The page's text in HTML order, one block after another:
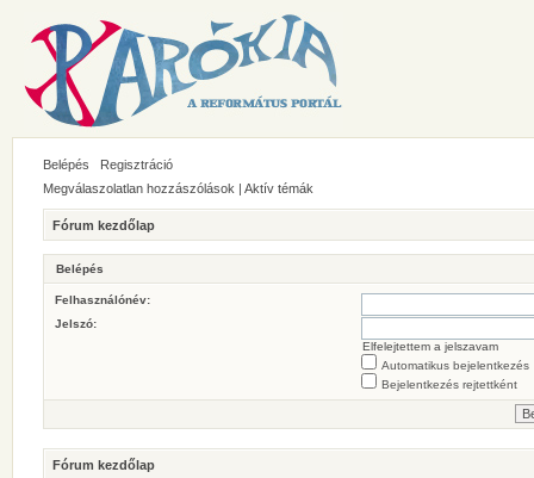
Belépés
Regisztráció
Megválaszolatlan hozzászólások | Aktív témák
Fórum kezdőlap
Belépés
Felhasználónév:
Jelszó:
Elfelejtettem a jelszavam
Automatikus bejelentkezés
Bejelentkezés rejtettként
Fórum kezdőlap